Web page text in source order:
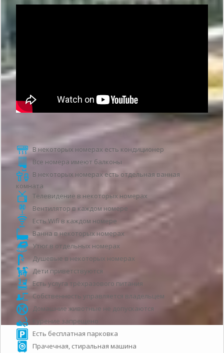
Услуги гостевого дома
В некоторых номерах есть кондиционер
Все номера имеют балконы
В некоторых номерах есть отдельная ванная
комната
Телевидение в некоторых номерах
Вентилятор в каждом номере
Есть Wifi в каждом номере
Ванна в некоторых номерах
Утюг в отдельных номерах
Душевые в некоторых номерах
Дети приветствуются
Есть услуга трёхразового питания
Собственность управляется владельцем
Домашние животные не допускаются
Курение запрещено
Есть бесплатная парковка
Прачечная, стиральная машина